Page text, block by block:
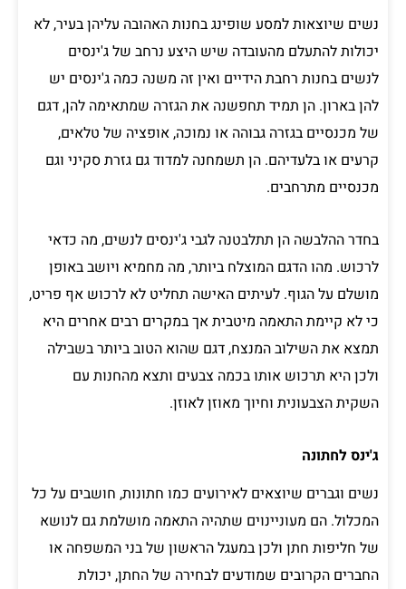
נשים שיוצאות למסע שופינג בחנות האהובה עליהן בעיר, לא
יכולות להתעלם מהעובדה שיש היצע נרחב של ג'ינסים
לנשים בחנות רחבת הידיים ואין זה משנה כמה ג'ינסים יש
להן בארון. הן תמיד תחפשנה את הגזרה שמתאימה להן, דגם
של מכנסיים בגזרה גבוהה או נמוכה, אופציה של טלאים,
קרעים או בלעדיהם. הן תשמחנה למדוד גם גזרת סקיני וגם
מכנסיים מתרחבים.
בחדר ההלבשה הן תתלבטנה לגבי ג'ינסים לנשים, מה כדאי
לרכוש. מהו הדגם המוצלח ביותר, מה מחמיא ויושב באופן
מושלם על הגוף. לעיתים האישה תחליט לא לרכוש אף פריט,
כי לא קיימת התאמה מיטבית אך במקרים רבים אחרים היא
תמצא את השילוב המנצח, דגם שהוא הטוב ביותר בשבילה
ולכן היא תרכוש אותו בכמה צבעים ותצא מהחנות עם
השקית הצבעונית וחיוך מאוזן לאוזן.
ג'ינס לחתונה
נשים וגברים שיוצאים לאירועים כמו חתונות, חושבים על כל
המכלול. הם מעוניינוים שתהיה התאמה מושלמת גם לנושא
של חליפות חתן ולכן במעגל הראשון של בני המשפחה או
החברים הקרובים שמודעים לבחירה של החתן, יכולת